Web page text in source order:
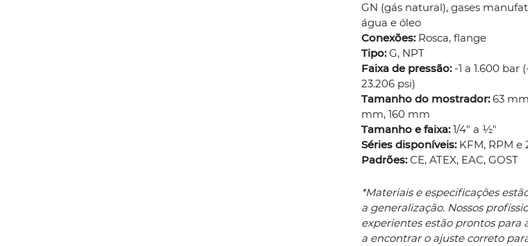
GN (gás natural), gases
água e óleo
Conexões: Rosca, flange
Tipo:G, NPT
Faixa de pressão:-1 a 1.600 bar
23.206 psi)
Tamanho do mostrador:63
mm, 160 mm
Tamanho e faixa:1/4" a ½"
Séries disponíveis:KFM, RPM e
Padrões:CE, ATEX, EAC, GOST
*Materiais e especificações
a generalização. Nossos
experientes estão prontos para
a encontrar o ajuste correto